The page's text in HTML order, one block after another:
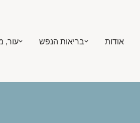
אודות בריאות הנפש עור,